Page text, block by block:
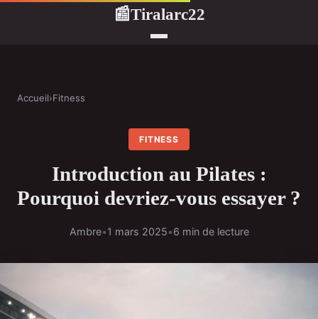
📰Tiralarc22
Accueil›Fitness
FITNESS
Introduction au Pilates :
Pourquoi devriez-vous essayer ?
Ambre•1 mars 2025•6 min de lecture